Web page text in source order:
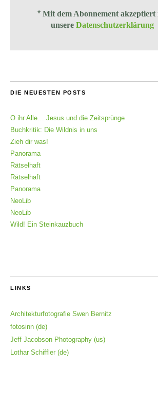
* Mit dem Abonnement akzeptiert
unsereDatenschutzerklärung
DIE NEUESTEN POSTS
O ihr Alle… Jesus und die Zeitsprünge
Buchkritik: Die Wildnis in uns
Zieh dir was!
Panorama
Rätselhaft
Rätselhaft
Panorama
NeoLib
NeoLib
Wild! Ein Steinkauzbuch
LINKS
Architekturfotografie Swen Bernitz
fotosinn (de)
Jeff Jacobson Photography (us)
Lothar Schiffler (de)